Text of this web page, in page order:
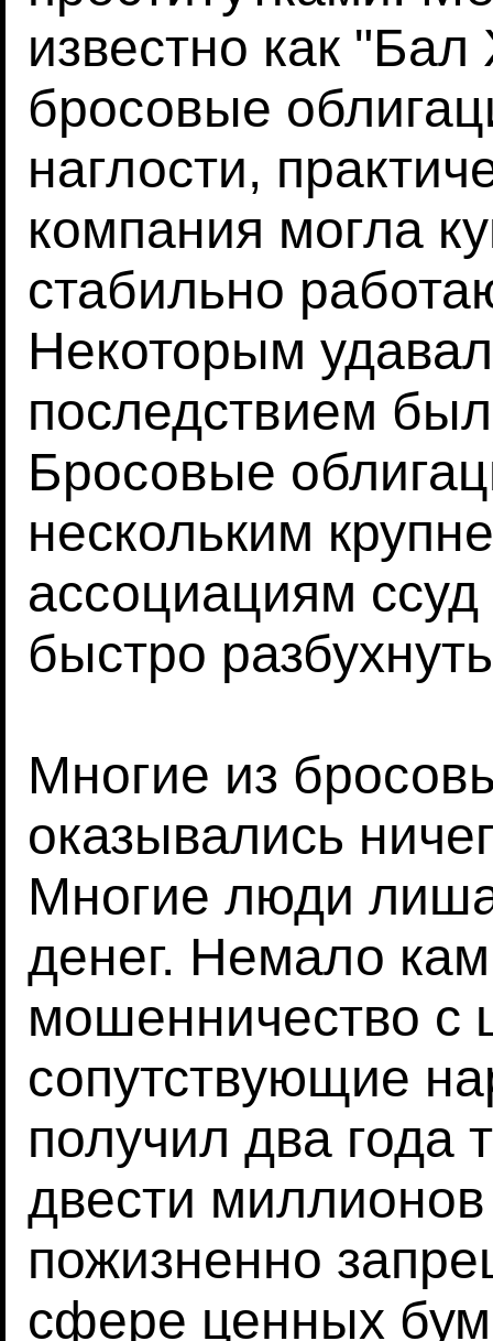
известно как
бросовые
наглости,
компания могла
стабильно
Некоторым
последствием
Бросовые
нескольким
ассоциациям
быстро
Многие из
оказывались
Многие люди
денег. Немало
мошенничество с
сопутствующие
получил два
двести
пожизненно
сфере ценных